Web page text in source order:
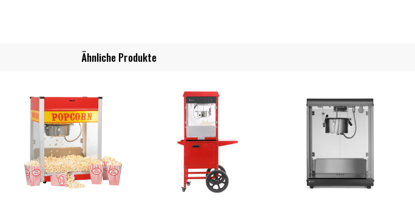
Ähnliche Produkte